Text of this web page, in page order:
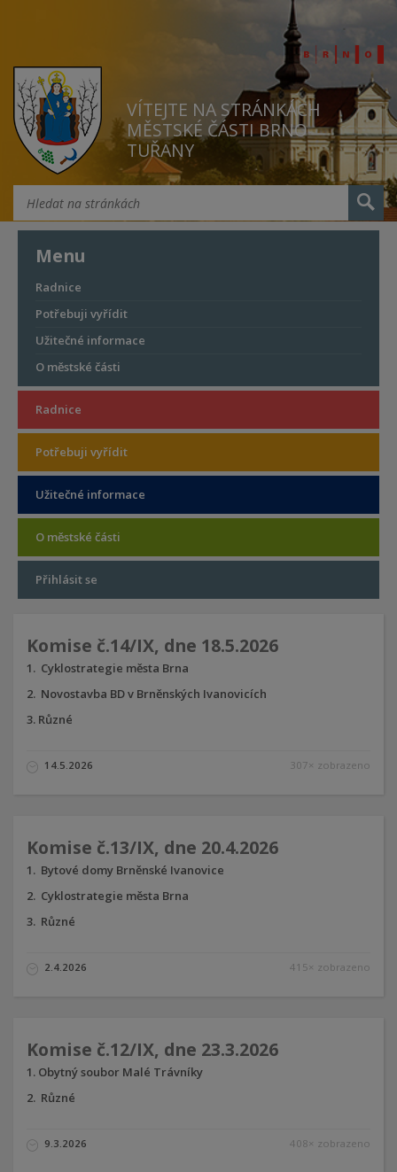
VÍTEJTE NA STRÁNKÁCH
MĚSTSKÉ ČÁSTI BRNO
TUŘANY
Menu
Radnice
Potřebuji vyřídit
Užitečné informace
O městské části
Radnice
Potřebuji vyřídit
Užitečné informace
O městské části
Přihlásit se
Komise č.14/IX, dne 18.5.2026
Cyklostrategie města Brna
Novostavba BD v Brněnských Ivanovicích
Různé
307× zobrazeno
14.5.2026
Komise č.13/IX, dne 20.4.2026
Bytové domy Brněnské Ivanovice
Cyklostrategie města Brna
Různé
415× zobrazeno
2.4.2026
Komise č.12/IX, dne 23.3.2026
Obytný soubor Malé Trávníky
Různé
408× zobrazeno
9.3.2026